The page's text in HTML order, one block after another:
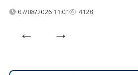
07/08/2026 11:01 4128